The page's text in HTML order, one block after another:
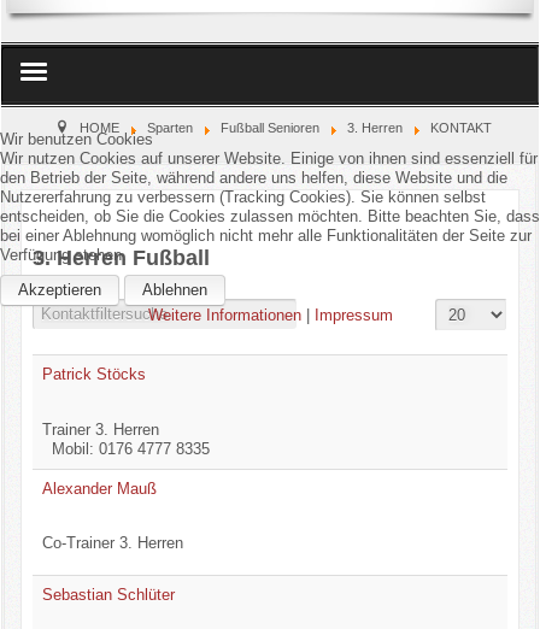
Home
Verein
Kinderschutz
Sparten
Events
Aktuell
HOME Sparten Fußball Senioren 3. Herren KONTAKT
3. Herren Fußball
Gesperrt Filter Field Anzeige #
Patrick Stöcks
Trainer 3. Herren
Mobil: 0176 4777 8335
Alexander Mauß
Co-Trainer 3. Herren
Sebastian Schlüter
Wir benutzen Cookies
Wir nutzen Cookies auf unserer Website. Einige von ihnen sind essenziell für
den Betrieb der Seite, während andere uns helfen, diese Website und die
Nutzererfahrung zu verbessern (Tracking Cookies). Sie können selbst
entscheiden, ob Sie die Cookies zulassen möchten. Bitte beachten Sie, dass
bei einer Ablehnung womöglich nicht mehr alle Funktionalitäten der Seite zur
Verfügung stehen.
Akzeptieren
Ablehnen
Weitere Informationen| Impressum